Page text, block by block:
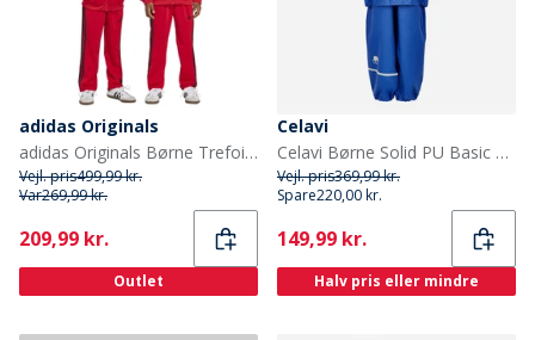
adidas Originals
adidas Originals Børne Trefoil Firebird Tracksuit Better Scarlet/Sort
Vejl. pris499,99 kr.
Var269,99 kr.
Current
209,99 kr.
Outlet
Celavi
Celavi Børne Solid PU Basic Regntøj Sæt Havblå Oceanblue
Vejl. pris369,99 kr.
Spare220,00 kr.
Current
149,99 kr.
Halv pris eller mindre